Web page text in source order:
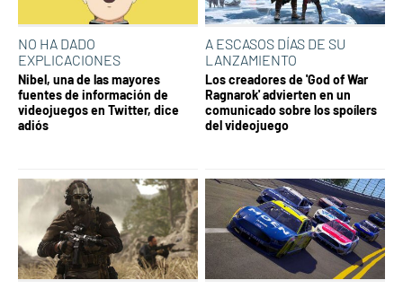
NO HA DADO
EXPLICACIONES
Nibel, una de las mayores
fuentes de información de
videojuegos en Twitter, dice
adiós
A ESCASOS DÍAS DE SU
LANZAMIENTO
Los creadores de 'God of War
Ragnarok' advierten en un
comunicado sobre los spoílers
del videojuego